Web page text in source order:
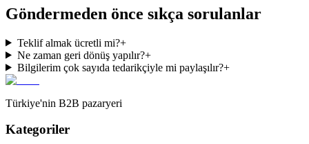
Göndermeden önce sıkça sorulanlar
Teklif almak ücretli mi?+
Ne zaman geri dönüş yapılır?+
Bilgilerim çok sayıda tedarikçiyle mi paylaşılır?+
Türkiye'nin B2B pazaryeri
Kategoriler